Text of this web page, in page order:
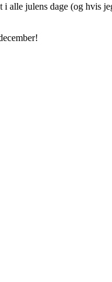
i alle julens dage (og hvis